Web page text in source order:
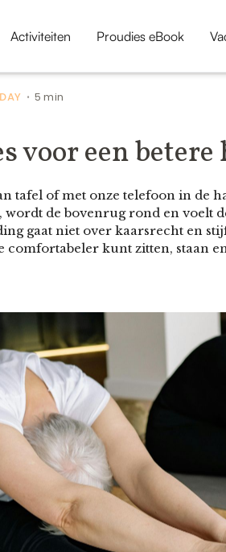
Activiteiten Proudies eBook
• 5 min
voor een
tafel of met onze telefoon in de
de bovenrug rond en voelt
gaat niet over kaarsrecht en
comfortabeler kunt zitten, staan